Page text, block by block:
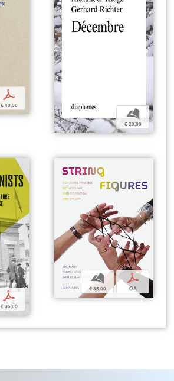
p
€ 40,00
b
€ 20,00
p
€ 35,00
b
€ 35,00
p
OA